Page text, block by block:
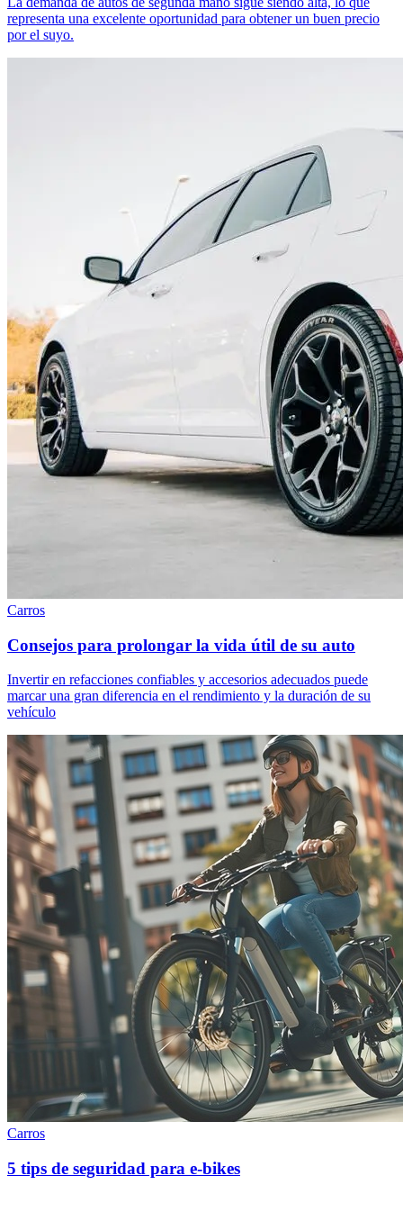
representa una excelente oportunidad para obtener un buen precio
por el suyo.
Carros
Consejos para prolongar la vida útil de su auto
Invertir en refacciones confiables y accesorios adecuados puede
marcar una gran diferencia en el rendimiento y la duración de su
vehículo
Carros
5 tips de seguridad para e-bikes